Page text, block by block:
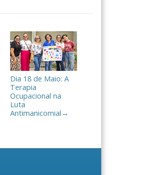
Dia 18 de Maio: A
Terapia
Ocupacional na
Luta
Antimanicomial →